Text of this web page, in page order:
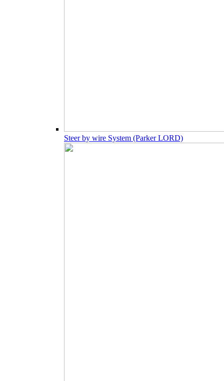
Steer by wire System (Parker LORD)